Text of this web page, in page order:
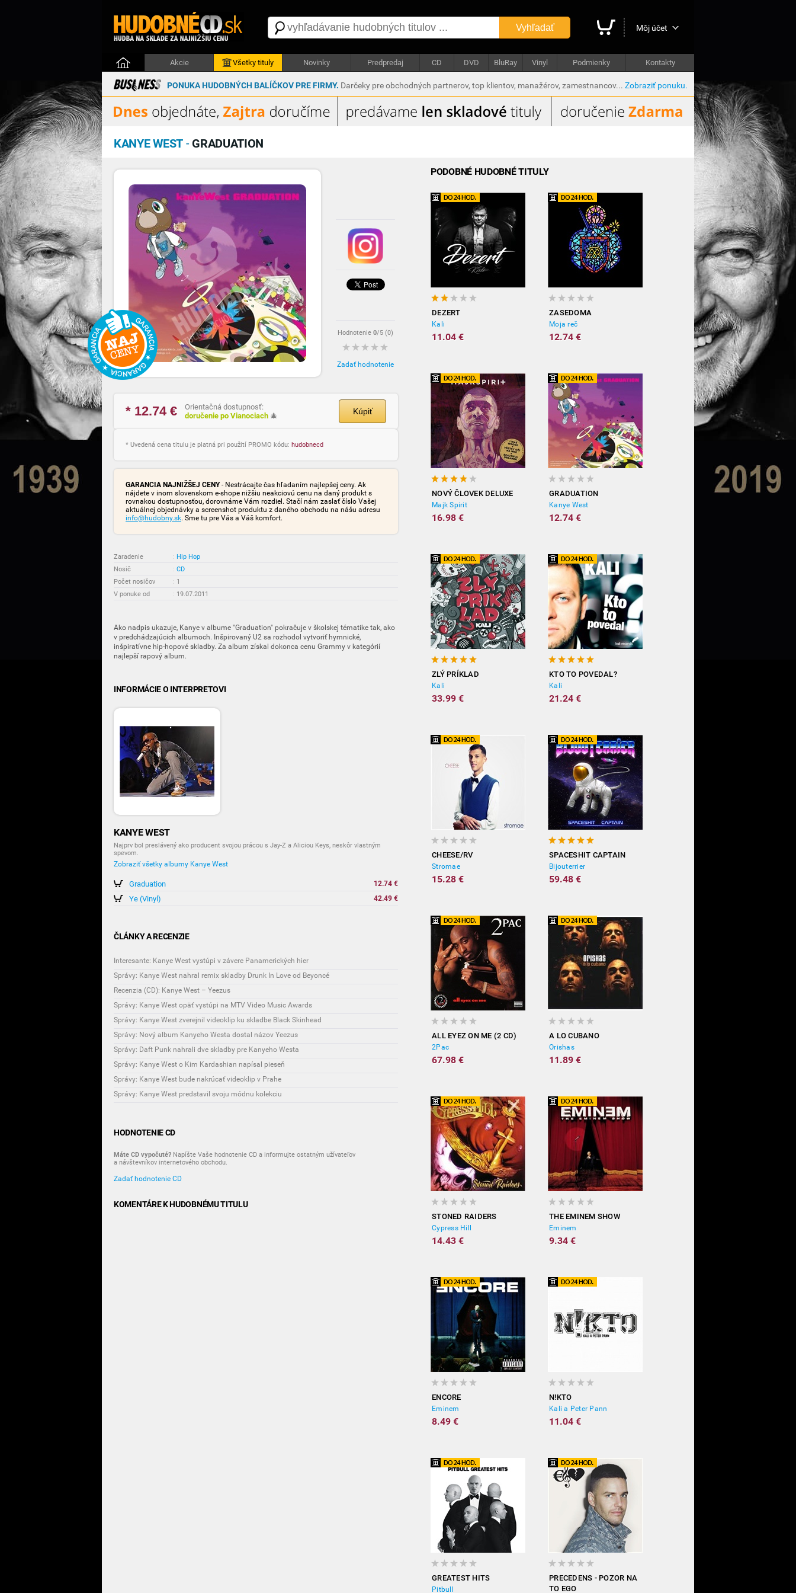
Vyhľadať Môj účet
Akcie Všetky tituly Novinky Predpredaj CD DVD BluRay Vinyl Podmienky Kontakty
PONUKA HUDOBNÝCH BALÍČKOV PRE FIRMY. Darčeky pre obchodných partnerov, top klientov, manažérov, zamestnancov... Zobraziť ponuku.
KANYE WEST - GRADUATION
Hodnotenie 0/5 (0)
Zadať hodnotenie
* 12.74€
Orientačná dostupnosť:
doručenie po Vianociach 🎄 Kúpiť
* Uvedená cena titulu je platná pri použití PROMO kódu: hudobnecd
GARANCIA NAJNIŽŠEJ CENY- Nestrácajte čas hľadaním najlepšej ceny. Ak
nájdete v inom slovenskom e-shope nižšiu neakciovú cenu na daný produkt s
rovnakou dostupnosťou, dorovnáme Vám rozdiel. Stačí nám zaslať číslo Vašej
aktuálnej objednávky a screenshot produktu z daného obchodu na nášu adresu
info@hudobny.sk. Sme tu pre Vás a Váš komfort.
Zaradenie : Hip Hop
Nosič
: CD
Počet nosičov
: 1
V ponuke od
: 19.07.2011
Ako nadpis ukazuje, Kanye v albume "Graduation" pokračuje v školskej tématike tak, ako
v predchádzajúcich albumoch. Inšpirovaný U2 sa rozhodol vytvoriť hymnické,
inšpiratívne hip-hopové skladby. Za album získal dokonca cenu Grammy v kategórií
najlepší rapový album.
INFORMÁCIE O INTERPRETOVI
KANYE WEST
Najprv bol preslávený ako producent svojou prácou s Jay-Z a Aliciou Keys, neskôr vlastným
spevom.
Zobraziť všetky albumy Kanye West
Graduation 12.74 €
Ye (Vinyl) 42.49 €
ČLÁNKY A RECENZIE
Interesante: Kanye West vystúpi v závere Panamerických hier
Správy: Kanye West nahral remix skladby Drunk In Love od Beyoncé
Recenzia (CD): Kanye West – Yeezus
Správy: Kanye West opäť vystúpi na MTV Video Music Awards
Správy: Kanye West zverejnil videoklip ku skladbe Black Skinhead
Správy: Nový album Kanyeho Westa dostal názov Yeezus
Správy: Daft Punk nahrali dve skladby pre Kanyeho Westa
Správy: Kanye West o Kim Kardashian napísal pieseň
Správy: Kanye West bude nakrúcať videoklip v Prahe
Správy: Kanye West predstavil svoju módnu kolekciu
HODNOTENIE CD
Máte CD vypočuté? Napíšte Vaše hodnotenie CD a informujte ostatným užívateľov
a návštevníkov internetového obchodu.
Zadať hodnotenie CD
KOMENTÁRE K HUDOBNÉMU TITULU
PODOBNÉ HUDOBNÉ TITULY
DEZERT
Kali
11.04 €
ZASEDOMA
Moja reč
12.74 €
NOVÝ ČLOVEK DELUXE
Majk Spirit
16.98 €
GRADUATION
Kanye West
12.74 €
ZLÝ PRÍKLAD
Kali
33.99 €
KTO TO POVEDAL?
Kali
21.24 €
CHEESE/RV
Stromae
15.28 €
SPACESHIT CAPTAIN
Bijouterrier
59.48 €
ALL EYEZ ON ME (2 CD)
2Pac
67.98 €
A LO CUBANO
Orishas
11.89 €
STONED RAIDERS
Cypress Hill
14.43 €
THE EMINEM SHOW
Eminem
9.34 €
ENCORE
Eminem
8.49 €
N!KTO
Kali a Peter Pann
11.04 €
GREATEST HITS
Pitbull
PRECEDENS - POZOR NA
TO EGO